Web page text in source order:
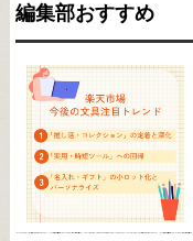
編集部おすすめ